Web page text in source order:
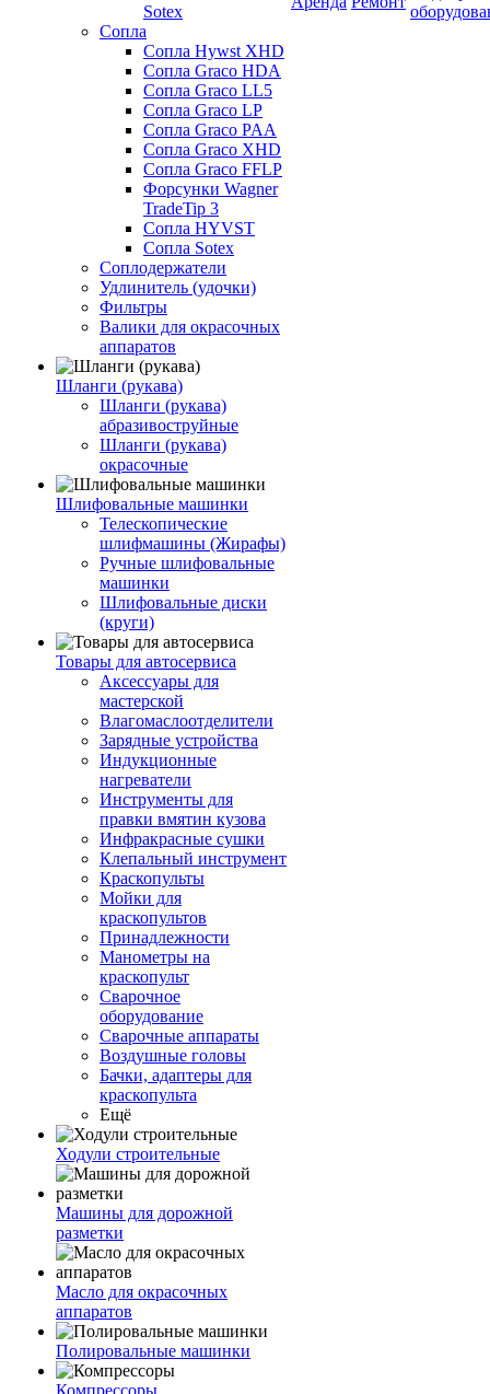
Sotex
Сопла
Сопла Hywst XHD
Сопла Graco HDA
Сопла Graco LL5
Сопла Graco LP
Сопла Graco PAA
Сопла Graco XHD
Сопла Graco FFLP
Форсунки Wagner
TradeTip 3
Сопла HYVST
Сопла Sotex
Соплодержатели
Удлинитель (удочки)
Фильтры
Валики для окрасочных
аппаратов
Шланги (рукава)
Шланги (рукава)
абразивоструйные
Шланги (рукава)
окрасочные
Шлифовальные машинки
Телескопические
шлифмашины (Жирафы)
Ручные шлифовальные
машинки
Шлифовальные диски
(круги)
Товары для автосервиса
Аксессуары для
мастерской
Влагомаслоотделители
Зарядные устройства
Индукционные
нагреватели
Инструменты для
правки вмятин кузова
Инфракрасные сушки
Клепальный инструмент
Краскопульты
Мойки для
краскопультов
Принадлежности
Манометры на
краскопульт
Сварочное
оборудование
Сварочные аппараты
Воздушные головы
Бачки, адаптеры для
краскопульта
Ещё
Ходули строительные
Машины для дорожной
разметки
Масло для окрасочных
аппаратов
Полировальные машинки
Компрессоры